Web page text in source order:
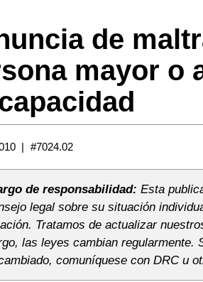
de
mayor o
#7024.02
de responsabilidad: Esta
legal sobre su situación
Tratamos de actualizar
las leyes cambian regularmente.
comuníquese con DRC u